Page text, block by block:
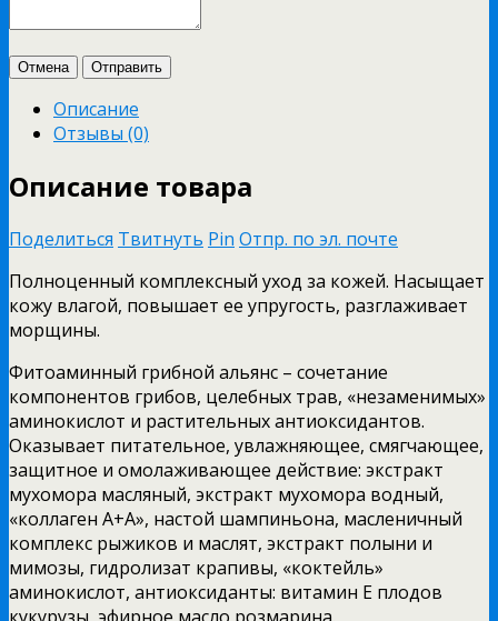
Отмена Отправить
Описание
Отзывы (0)
Описание товара
Поделиться Твитнуть Pin Отпр. по эл. почте
Полноценный комплексный уход за кожей. Насыщает
кожу влагой, повышает ее упругость, разглаживает
морщины.
Фитоаминный грибной альянс – сочетание
компонентов грибов, целебных трав, «незаменимых»
аминокислот и растительных антиоксидантов.
Оказывает питательное, увлажняющее, смягчающее,
защитное и омолаживающее действие: экстракт
мухомора масляный, экстракт мухомора водный,
«коллаген А+А», настой шампиньона, масленичный
комплекс рыжиков и маслят, экстракт полыни и
мимозы, гидролизат крапивы, «коктейль»
аминокислот, антиоксиданты: витамин Е плодов